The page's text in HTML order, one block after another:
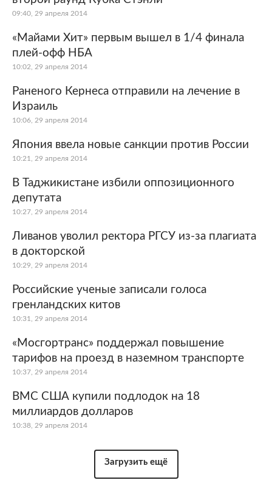
09:40, 29 апреля 2014
«Майами Хит» первым вышел в 1/4 финала
плей-офф НБА
10:02, 29 апреля 2014
Раненого Кернеса отправили на лечение в
Израиль
10:06, 29 апреля 2014
Япония ввела новые санкции против России
10:21, 29 апреля 2014
В Таджикистане избили оппозиционного
депутата
10:27, 29 апреля 2014
Ливанов уволил ректора РГСУ из-за плагиата
в докторской
10:29, 29 апреля 2014
Российские ученые записали голоса
гренландских китов
10:31, 29 апреля 2014
«Мосгортранс» поддержал повышение
тарифов на проезд в наземном транспорте
10:37, 29 апреля 2014
ВМС США купили подлодок на 18
миллиардов долларов
10:38, 29 апреля 2014
Загрузить ещё